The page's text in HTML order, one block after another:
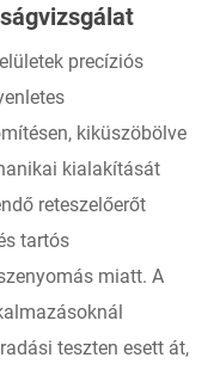
precíziós
kiküszöbölve
kialakítását
reteszelőerőt
tartós
miatt. A
teszten esett át,